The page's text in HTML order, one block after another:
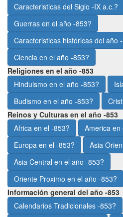
Caracteristicas del Siglo -IX a.c.?
Guerras en el año -853?
Caracteristicas históricas del año
Ciencia en el año -853?
Religiones en el año -853
Hinduismo en el año -853?
Budismo en el año -853?
Reinos y Culturas en el año -853
Africa en el -853?
America en
Europa en el -853?
Asia
Asia Central en el año -853?
Oriente Proximo en el año -853?
Información general del año -853
Calendarios Tradicionales -853?